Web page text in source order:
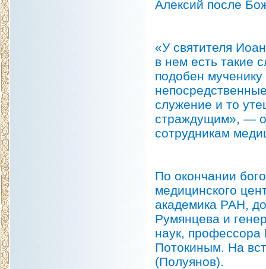
Алексий после
«У святителя
в нем есть такие
подобен
служение и то
страждущим», —
сотрудникам
По окончании
медицинского
академика РАН,
Румянцева и
наук,
Потокиным. На
(Полуянов).